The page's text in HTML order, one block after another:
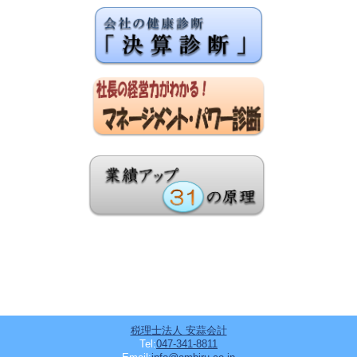
税理士法人 安蒜会計
Tel:047-341-8811